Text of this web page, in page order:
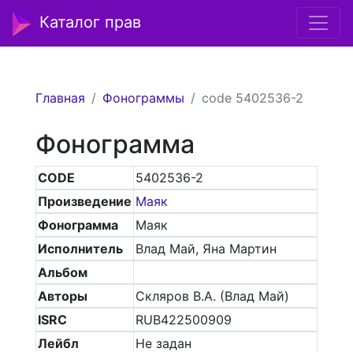
Каталог прав
Главная Фонограммы code 5402536-2
Фонограмма
CODE
5402536-2
Произведение Маяк
Фонограмма
Маяк
Исполнитель
Влад Май, Яна Мартин
Альбом
Авторы
Скляров В.А. (Влад Май)
ISRC
RUB422500909
Лейбл
Не задан